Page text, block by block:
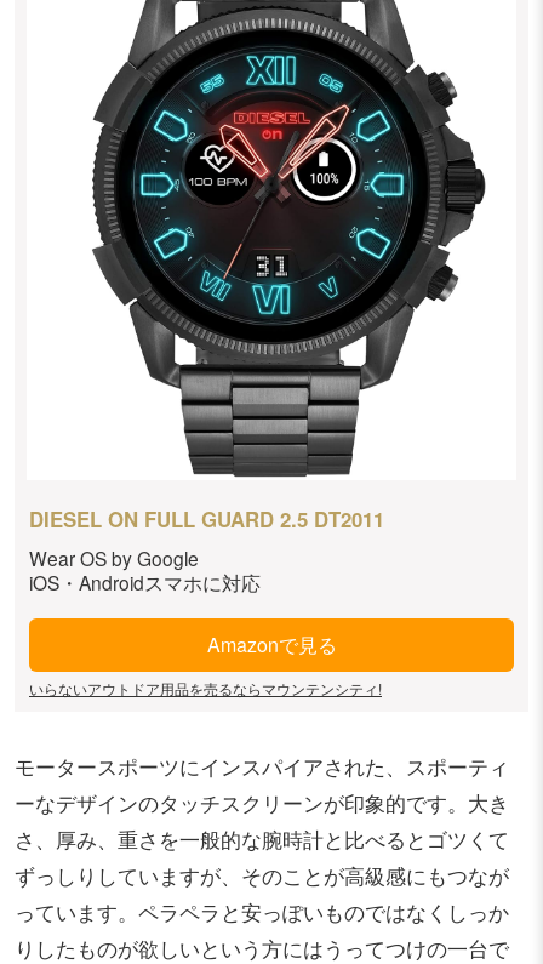
DIESEL ON FULL GUARD 2.5 DT2011
Wear OS by Google
iOS・Androidスマホに対応
Amazonで見る
いらないアウトドア用品を売るならマウンテンシティ!
モータースポーツにインスパイアされた、スポーティ
ーなデザインのタッチスクリーンが印象的です。大き
さ、厚み、重さを一般的な腕時計と比べるとゴツくて
ずっしりしていますが、そのことが高級感にもつなが
っています。ペラペラと安っぽいものではなくしっか
りしたものが欲しいという方にはうってつけの一台で